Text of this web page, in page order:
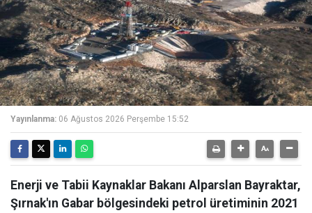
Yayınlanma: 06 Ağustos 2026 Perşembe 15:52
Enerji ve Tabii Kaynaklar Bakanı Alparslan Bayraktar,
Şırnak'ın Gabar bölgesindeki petrol üretiminin 2021